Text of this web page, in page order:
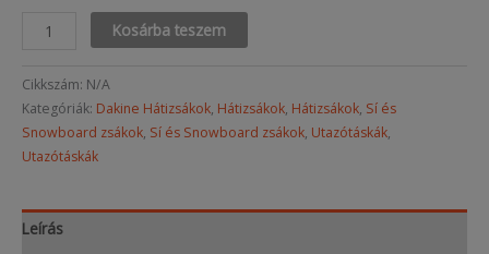
Boot
mennyiség
Kosárba teszem
Cikkszám: N/A
Kategóriák: Dakine Hátizsákok, Hátizsákok, Hátizsákok, Sí és
Snowboard zsákok, Sí és Snowboard zsákok, Utazótáskák,
Utazótáskák
Leírás